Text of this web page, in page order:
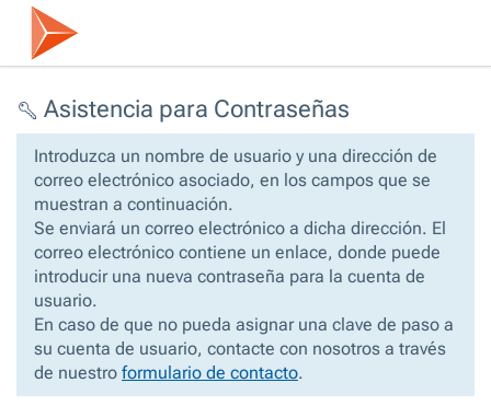
Asistencia para Contraseñas
Introduzca un nombre de usuario y una dirección de
correo electrónico asociado, en los campos que se
muestran a continuación.
Se enviará un correo electrónico a dicha dirección. El
correo electrónico contiene un enlace, donde puede
introducir una nueva contraseña para la cuenta de
usuario.
En caso de que no pueda asignar una clave de paso a
su cuenta de usuario, contacte con nosotros a través
de nuestro formulario de contacto.